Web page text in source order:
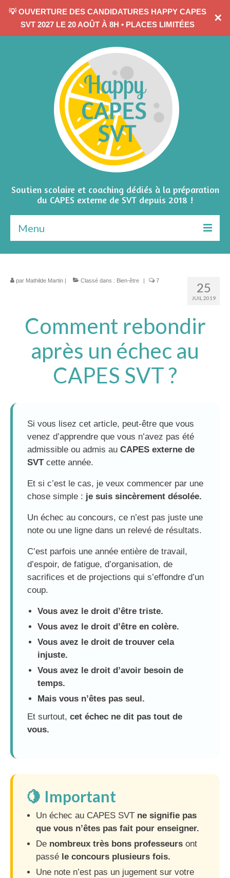
CONTACTEZ-MOI
Soutien scolaire et coaching dédiés à la préparation
du CAPES externe de SVT depuis 2018 !
Menu
Bilan gratuit
Les formules
Ressources
★★★ Témoignages
À Propos
25
JUIL 2019
par Mathilde Martin | Classé dans : Bien-être | 7
Comment rebondir
après un échec au
CAPES SVT ?
Si vous lisez cet article, peut-être que vous
venez d’apprendre que vous n’avez pas été
admissible ou admis au CAPES externe de
SVTcette année.
Et si c’est le cas, je veux commencer par une
chose simple : je suis sincèrement désolée.
Un échec au concours, ce n’est pas juste une
note ou une ligne dans un relevé de résultats.
C’est parfois une année entière de travail,
d’espoir, de fatigue, d’organisation, de
sacrifices et de projections qui s’effondre d’un
coup.
Vous avez le droit d’être triste.
Vous avez le droit d’être en colère.
Vous avez le droit de trouver cela
injuste.
Vous avez le droit d’avoir besoin de
temps.
Mais vous n’êtes pas seul.
Et surtout, cet échec ne dit pas tout de
vous.
🍋 Important
Un échec au CAPES SVT ne signifie pas
que vous n’êtes pas fait pour enseigner.
De nombreux très bons professeurs ont
passé le concours plusieurs fois.
Une note n’est pas un jugement sur votre
💡 OUVERTURE DES CANDIDATURES HAPPY CAPES
SVT 2027 LE 20 AOÛT À 8H • PLACES LIMITÉES
✕